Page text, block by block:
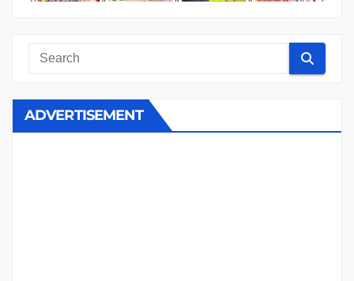
ADVERTISEMENT